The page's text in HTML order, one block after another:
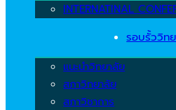
INTERNATINAL
รอบรั้ววิท
แนะนำวิทยาลัย
สภาวิทยาลัย
สภาวิชาการ